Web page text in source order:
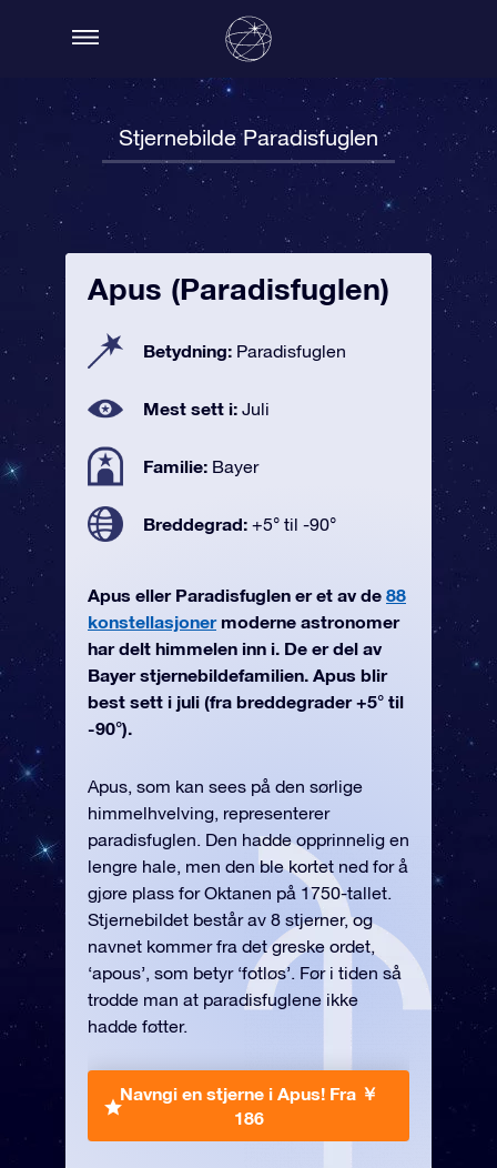
Stjernebilde Paradisfuglen
Apus (Paradisfuglen)
Betydning: Paradisfuglen
Mest sett i: Juli
Familie: Bayer
Breddegrad: +5° til -90°
Apus eller Paradisfuglen er et av de 88
konstellasjonermoderne astronomer
har delt himmelen inn i. De er del av
Bayer stjernebildefamilien. Apus blir
best sett i juli (fra breddegrader +5° til
-90°).
Apus, som kan sees på den sørlige
himmelhvelving, representerer
paradisfuglen. Den hadde opprinnelig en
lengre hale, men den ble kortet ned for å
gjøre plass for Oktanen på 1750-tallet.
Stjernebildet består av 8 stjerner, og
navnet kommer fra det greske ordet,
‘apous’, som betyr ‘fotløs’. Før i tiden så
trodde man at paradisfuglene ikke
hadde føtter.
Navngi en stjerne i Apus! Fra ￥
186